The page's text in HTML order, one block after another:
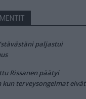
paljastui
Rissanen päätyi
terveysongelmat eivät